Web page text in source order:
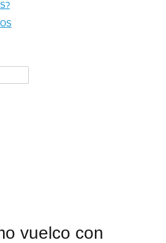
vuelco con